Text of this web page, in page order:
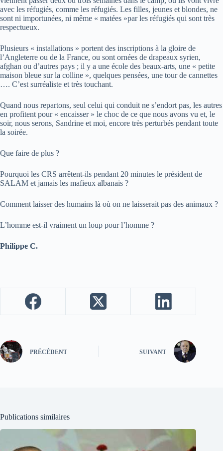
avec les réfugiés, comme les réfugiés. Les filles, jeunes et blondes, ne
sont ni importunées, ni même « matées »par les réfugiés qui sont très
respectueux.
Plusieurs « installations » portent des inscriptions à la gloire de
l’Angleterre ou de la France, ou sont ornées de drapeaux syrien,
afghan ou d’autres pays ; il y a une école des beaux-arts, une « petite
maison bleue sur la colline », quelques pensées, une tour de cannettes
…. C’est surréaliste et très touchant.
Quand nous repartons, seul celui qui conduit ne s’endort pas, les autres
en profitent pour « encaisser » le choc de ce que nous avons vu et, le
soir, nous serons, Sandrine et moi, encore très perturbés pendant toute
la soirée.
Que faire de plus ?
Pourquoi les CRS arrêtent-ils pendant 20 minutes le président de
SALAM et jamais les mafieux albanais ?
Comment laisser des humains là où on ne laisserait pas des animaux ?
L’homme est-il vraiment un loup pour l’homme ?
Philippe C.
PRÉCÉDENT SUIVANT
Publications similaires